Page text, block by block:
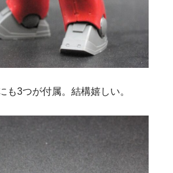
も3つが付属。結構嬉しい。